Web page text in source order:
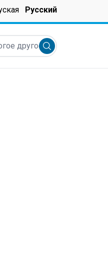
Русский
другое ...
Submit search